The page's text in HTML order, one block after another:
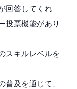
回答してくれ
投票機能があり
スキルレベルを
及を通じて、